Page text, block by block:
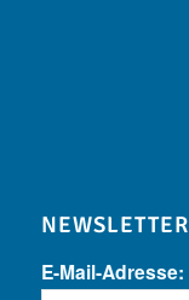
NEWSLETTER
E-Mail-Adresse: